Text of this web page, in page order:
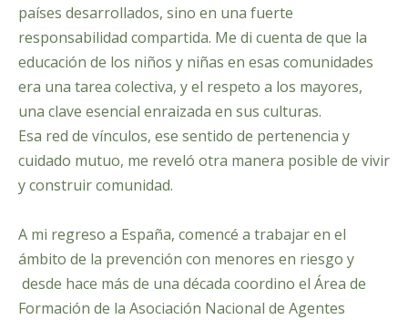
países desarrollados, sino en una fuerte
responsabilidad compartida. Me di cuenta de que la
educación de los niños y niñas en esas comunidades
era una tarea colectiva, y el respeto a los mayores,
una clave esencial enraizada en sus culturas.
Esa red de vínculos, ese sentido de pertenencia y
cuidado mutuo, me reveló otra manera posible de vivir
y construir comunidad.
A mi regreso a España, comencé a trabajar en el
ámbito de la prevención con menores en riesgo y
desde hace más de una década coordino el Área de
Formación de la Asociación Nacional de Agentes